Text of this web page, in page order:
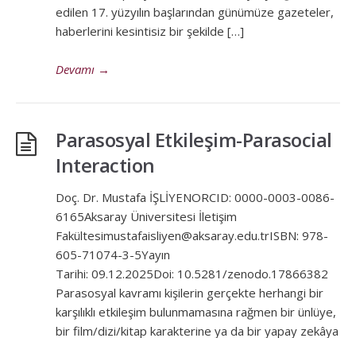
edilen 17. yüzyılın başlarından günümüze gazeteler,
haberlerini kesintisiz bir şekilde […]
Devamı →
Parasosyal Etkileşim-Parasocial
Interaction
Doç. Dr. Mustafa İŞLİYENORCID: 0000-0003-0086-
6165Aksaray Üniversitesi İletişim
Fakültesimustafaisliyen@aksaray.edu.trISBN: 978-
605-71074-3-5Yayın
Tarihi: 09.12.2025Doi: 10.5281/zenodo.17866382
Parasosyal kavramı kişilerin gerçekte herhangi bir
karşılıklı etkileşim bulunmamasına rağmen bir ünlüye,
bir film/dizi/kitap karakterine ya da bir yapay zekâya